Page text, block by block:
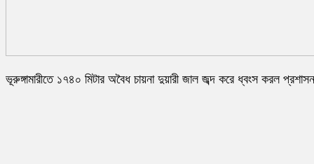
ভূরুঙ্গামারীতে ১৭৪০ মিটার অবৈধ চায়না দুয়ারী জাল জব্দ করে ধ্বংস করল প্রশাসন